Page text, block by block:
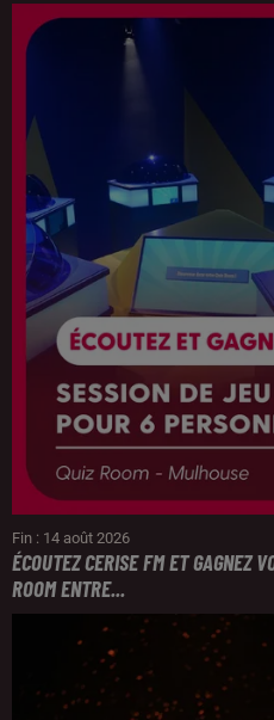
Fin : 14 août 2026
ÉCOUTEZ CERISE FM ET GAGNEZ
ROOM ENTRE...